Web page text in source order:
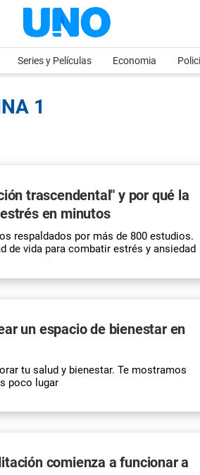
Series y Películas Economia
1
trascendental" y por qué la
en minutos
respaldados por más de 800 estudios.
de vida para combatir estrés y ansiedad
un espacio de bienestar en
tu salud y bienestar. Te mostramos
poco lugar
comienza a funcionar a